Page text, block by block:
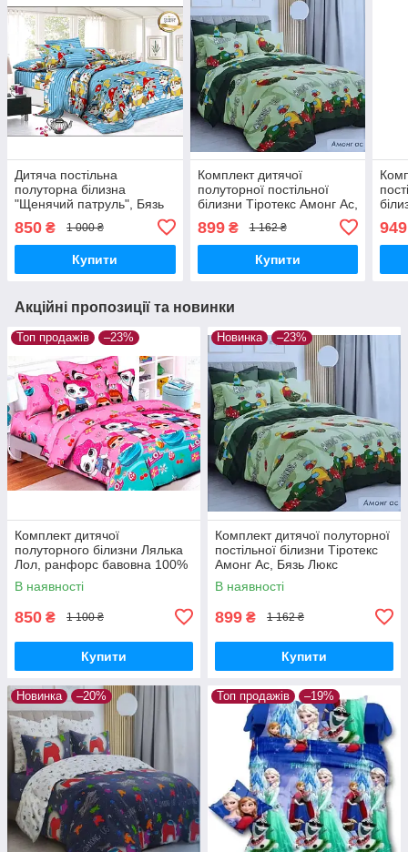
Дитяча постільна
полуторна білизна
"Щенячий патруль", Бязь
Ґолд-Люкс, 100% бавовна
850 ₴ 1 000 ₴
Купити
Комплект дитячої
полуторної постільної
білизни Тіротекс Амонг Ас,
899₴ 1 162 ₴
Купити
949
Акційні пропозиції та новинки
Топ продажів –23%
Комплект дитячої
полуторного білизни Лялька
Лол, ранфорс бавовна 100%
В наявності
850 ₴ 1 100 ₴
Купити
Новинка –23%
Комплект дитячої полуторної
постільної білизни Тіротекс
Амонг Ас, Бязь Люкс
В наявності
899 ₴ 1 162 ₴
Купити
Новинка –20% Топ продажів –19%